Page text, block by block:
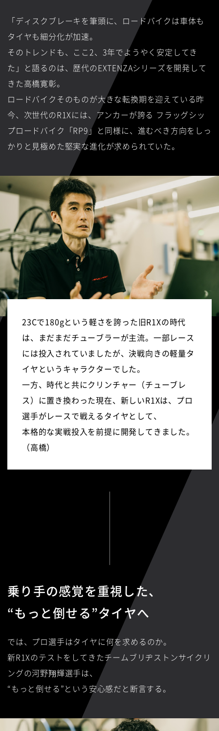
「ディスクブレーキを筆頭に、ロードバイクは車体も
タイヤも細分化が加速。
そのトレンドも、ここ2、3年でようやく安定してき
た」と語るのは、歴代のEXTENZAシリーズを開発して
きた高橋寛彰。
ロードバイクそのものが大きな転換期を迎えている昨
今、次世代のR1Xには、アンカーが誇る フラッグシッ
プロードバイク「RP9」と同様に、進むべき方向をしっ
かりと見極めた堅実な進化が求められていた。
23Cで180gという軽さを誇った旧R1Xの時代
は、まだまだチューブラーが主流。 一部レース
には投入されていましたが、決戦向きの軽量タ
イヤという キャラクターでした。
一方、時代と共にクリンチャー（チューブレ
ス）に置き換わった現在、新しいR1Xは、プロ
選手がレースで戦えるタイヤとして、
本格的な実戦投入を前提に開発してきました。
（高橋）
乗り手の感覚を重視した、
“もっと倒せる”タイヤへ
では、プロ選手はタイヤに何を求めるのか。
新R1Xのテストをしてきたチームブリヂストンサイクリ
ングの河野翔輝選手は、
“もっと倒せる”という安心感だと断言する。